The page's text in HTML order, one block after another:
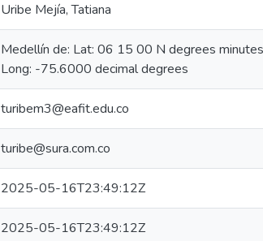
Uribe Mejía, Tatiana
Medellín de: Lat: 06 15 00 N degrees
Long: -75.6000 decimal degrees
turibem3@eafit.edu.co
turibe@sura.com.co
2025-05-16T23:49:12Z
2025-05-16T23:49:12Z